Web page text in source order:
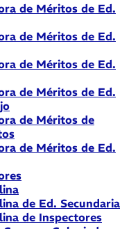
de Méritos de Ed.
de Méritos de Ed.
de Méritos de Ed.
de Méritos de Ed.
de Méritos de
de Méritos de Ed.
de Ed. Secundaria
de Inspectores